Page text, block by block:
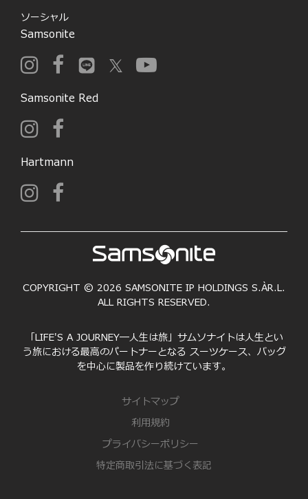
ソーシャル
Samsonite
Samsonite Red
Hartmann
COPYRIGHT © 2026 SAMSONITE IP HOLDINGS S.ÀR.L.
ALL RIGHTS RESERVED.
「LIFE'S A JOURNEY―人生は旅」サムソナイトは人生とい
う旅における最高のパートナーとなる スーツケース、バッグ
を中心に製品を作り続けています。
サイトマップ
利用規約
プライバシーポリシー
特定商取引法に基づく表記